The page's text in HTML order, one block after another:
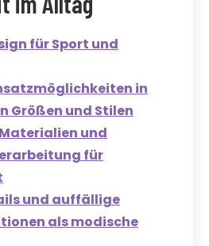
für Sport und
in
Größen und Stilen
und
für
und auffällige
als modische